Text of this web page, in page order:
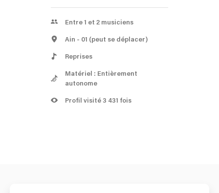
Entre 1 et 2 musiciens
Ain - 01 (peut se déplacer)
Reprises
Matériel : Entièrement
autonome
Profil visité 3 431 fois